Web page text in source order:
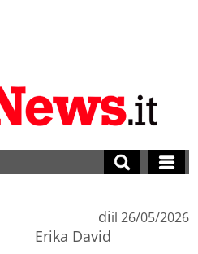
di
Erika David
il 26/05/2026